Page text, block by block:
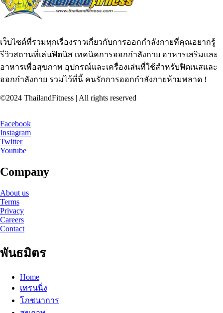
เว็บไซต์ที่รวมทุกเรื่องราวเกี่ยวกับการออกกำลังกายที่คุณอยากรู้
รีวิวสถานที่เล่นฟิตนิส เทคนิคการออกกำลังกาย อาหารเสริมและ
อาหารเพื่อสุขภาพ อุปกรณ์และเครื่องเล่นที่ใช้สำหรับฟิตเนสและ
ออกกำลังกาย รวมไว้ที่นี้ คนรักการออกกำลังกายห้ามพลาด !
©2024 ThailandFitness | All rights reserved
Facebook
Instagram
Twitter
Youtube
Company
About us
Terms
Privacy
Careers
Contact
พันธมิตร
Home
เทรนนิ่ง
โภชนาการ